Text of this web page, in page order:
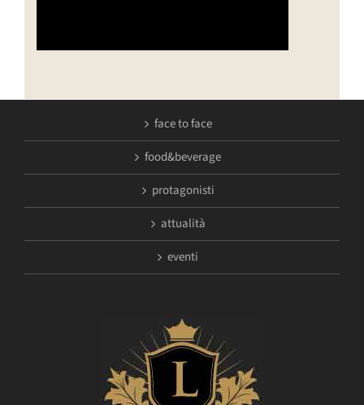
face to face
food&beverage
protagonisti
attualità
eventi